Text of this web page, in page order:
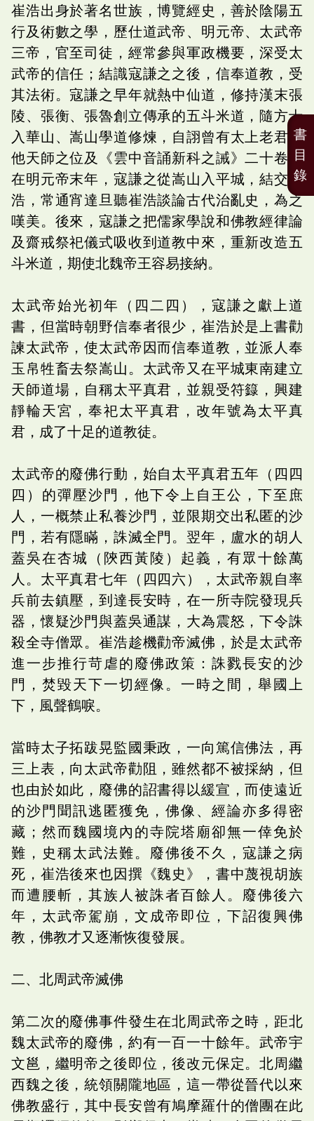
崔浩出身於著名世族，博覽經史，善於陰陽五
行及術數之學，歷仕道武帝、明元帝、太武帝
三帝，官至司徒，經常參與軍政機要，深受太
武帝的信任；結識寇謙之之後，信奉道教，受
其法術。寇謙之早年就熱中仙道，修持漢末張
陵、張衡、張魯創立傳承的五斗米道，隨方士
入華山、嵩山學道修煉，自詡曾有太上老君授
他天師之位及《雲中音誦新科之誡》二十卷。
在明元帝末年，寇謙之從嵩山入平城，結交崔
浩，常通宵達旦聽崔浩談論古代治亂史，為之
嘆美。後來，寇謙之把儒家學說和佛教經律論
及齋戒祭祀儀式吸收到道教中來，重新改造五
斗米道，期使北魏帝王容易接納。
太武帝始光初年（四二四），寇謙之獻上道
書，但當時朝野信奉者很少，崔浩於是上書勸
諫太武帝，使太武帝因而信奉道教，並派人奉
玉帛牲畜去祭嵩山。太武帝又在平城東南建立
天師道場，自稱太平真君，並親受符籙，興建
靜輪天宮，奉祀太平真君，改年號為太平真
君，成了十足的道教徒。
太武帝的廢佛行動，始自太平真君五年（四四
四）的彈壓沙門，他下令上自王公，下至庶
人，一概禁止私養沙門，並限期交出私匿的沙
門，若有隱瞞，誅滅全門。翌年，盧水的胡人
蓋吳在杏城（陝西黃陵）起義，有眾十餘萬
人。太平真君七年（四四六），太武帝親自率
兵前去鎮壓，到達長安時，在一所寺院發現兵
器，懷疑沙門與蓋吳通謀，大為震怒，下令誅
殺全寺僧眾。崔浩趁機勸帝滅佛，於是太武帝
進一步推行苛虐的廢佛政策：誅戮長安的沙
門，焚毀天下一切經像。一時之間，舉國上
下，風聲鶴唳。
當時太子拓跋晃監國秉政，一向篤信佛法，再
三上表，向太武帝勸阻，雖然都不被採納，但
也由於如此，廢佛的詔書得以緩宣，而使遠近
的沙門聞訊逃匿獲免，佛像、經論亦多得密
藏；然而魏國境內的寺院塔廟卻無一倖免於
難，史稱太武法難。廢佛後不久，寇謙之病
死，崔浩後來也因撰《魏史》，書中蔑視胡族
而遭腰斬，其族人被誅者百餘人。廢佛後六
年，太武帝駕崩，文成帝即位，下詔復興佛
教，佛教才又逐漸恢復發展。
二、北周武帝滅佛
第二次的廢佛事件發生在北周武帝之時，距北
魏太武帝的廢佛，約有一百一十餘年。武帝宇
文邕，繼明帝之後即位，後改元保定。北周繼
西魏之後，統領關隴地區，這一帶從晉代以來
佛教盛行，其中長安曾有鳩摩羅什的僧團在此
書
目
錄